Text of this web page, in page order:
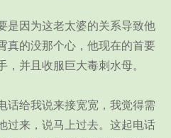
因为这老太婆的关系导致他
真的没那个心，他现在的首要
并且收服巨大毒刺水母。
给我说来接宽宽，我觉得需
过来，说马上过去。这起电话